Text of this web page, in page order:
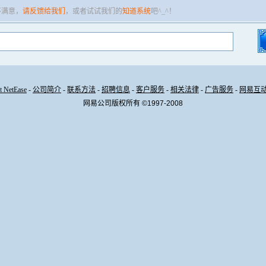
意， 请反馈给我们 ，或者试试我们的知道系统吧^_^！
NetEase - 公司简介 - 联系方法 - 招聘信息 - 客户服务 - 相关法律 - 广告服务 - 网易互
网易公司版权所有 ©1997-2008